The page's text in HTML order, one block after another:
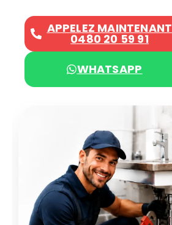
APPELEZ MAINTENANT
0480 20 59 91
WHATSAPP